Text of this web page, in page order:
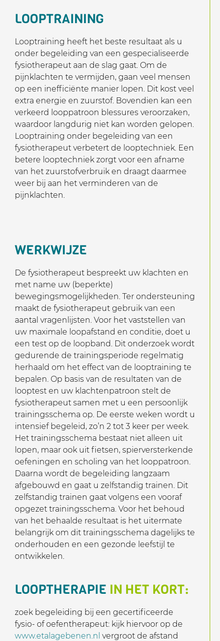
LOOPTRAINING
Looptraining heeft het beste resultaat als u
onder begeleiding van een gespecialiseerde
fysiotherapeut aan de slag gaat. Om de
pijnklachten te vermijden, gaan veel mensen
op een inefficiënte manier lopen. Dit kost veel
extra energie en zuurstof. Bovendien kan een
verkeerd looppatroon blessures veroorzaken,
waardoor langdurig niet kan worden gelopen.
Looptraining onder begeleiding van een
fysiotherapeut verbetert de looptechniek. Een
betere looptechniek zorgt voor een afname
van het zuurstofverbruik en draagt daarmee
weer bij aan het verminderen van de
pijnklachten.
WERKWIJZE
De fysiotherapeut bespreekt uw klachten en
met name uw (beperkte)
bewegingsmogelijkheden. Ter ondersteuning
maakt de fysiotherapeut gebruik van een
aantal vragenlijsten. Voor het vaststellen van
uw maximale loopafstand en conditie, doet u
een test op de loopband. Dit onderzoek wordt
gedurende de trainingsperiode regelmatig
herhaald om het effect van de looptraining te
bepalen. Op basis van de resultaten van de
looptest en uw klachtenpatroon stelt de
fysiotherapeut samen met u een persoonlijk
trainingsschema op. De eerste weken wordt u
intensief begeleid, zo’n 2 tot 3 keer per week.
Het trainingsschema bestaat niet alleen uit
lopen, maar ook uit fietsen, spierversterkende
oefeningen en scholing van het looppatroon.
Daarna wordt de begeleiding langzaam
afgebouwd en gaat u zelfstandig trainen. Dit
zelfstandig trainen gaat volgens een vooraf
opgezet trainingsschema. Voor het behoud
van het behaalde resultaat is het uitermate
belangrijk om dit trainingsschema dagelijks te
onderhouden en een gezonde leefstijl te
ontwikkelen.
LOOPTHERAPIE IN HET KORT:
zoek begeleiding bij een gecertificeerde
fysio- of oefentherapeut: kijk hiervoor op de
www.etalagebenen.nl vergroot de afstand